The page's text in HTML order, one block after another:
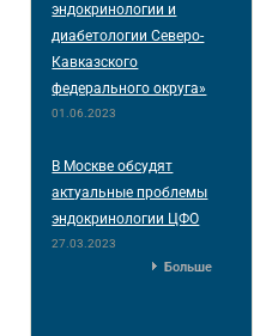
эндокринологии и
диабетологии Северо-
Кавказского
федерального округа»
01.06.2023
В Москве обсудят
актуальные проблемы
эндокринологии ЦФО
27.03.2023
Больше